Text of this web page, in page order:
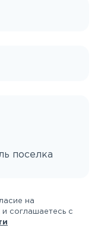
поселка
на
соглашаетесь с